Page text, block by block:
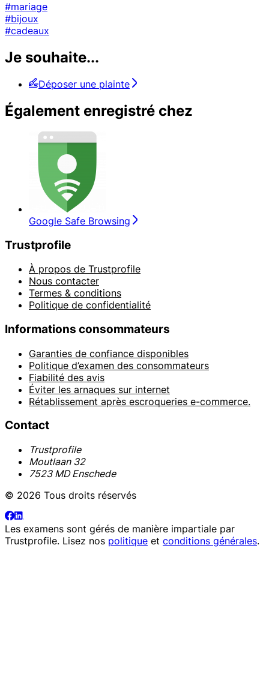
#mariage
#bijoux
#cadeaux
Je souhaite...
Déposer une plainte
Également enregistré chez
Google Safe Browsing
Trustprofile
À propos de Trustprofile
Nous contacter
Termes & conditions
Politique de confidentialité
Informations consommateurs
Garanties de confiance disponibles
Politique d’examen des consommateurs
Fiabilité des avis
Éviter les arnaques sur internet
Rétablissement après escroqueries e-commerce.
Contact
Trustprofile
Moutlaan 32
7523 MD Enschede
© 2026 Tous droits réservés
Les examens sont gérés de manière impartiale par
Trustprofile. Lisez nos politique et conditions générales.